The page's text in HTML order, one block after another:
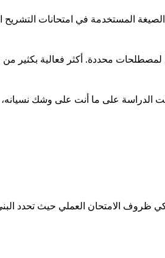
المستخدمة في امتحانات التشريح
محددة. أكثر فعالية بكثير
ظروف الامتحان العملي حيث تحدد